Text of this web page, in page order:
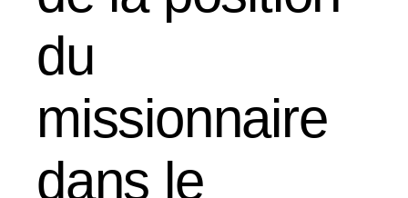
du
missionnaire
dans le